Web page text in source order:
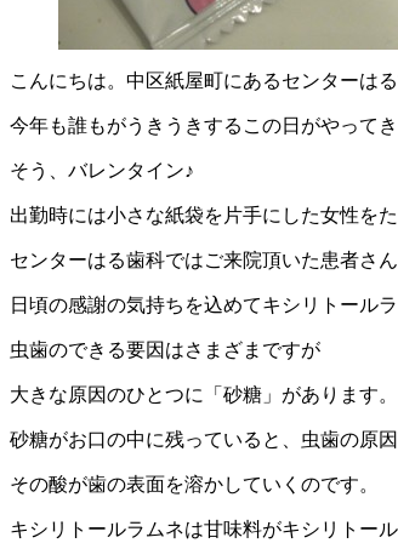
こんにちは。中区紙屋町にあるセンターは
今年も誰もがうきうきするこの日がやってき
そう、バレンタイン♪
出勤時には小さな紙袋を片手にした女性を
センターはる歯科ではご来院頂いた患者さ
日頃の感謝の気持ちを込めてキシリトール
虫歯のできる要因はさまざまですが
大きな原因のひとつに「砂糖」があります。
砂糖がお口の中に残っていると、虫歯の原
その酸が歯の表面を溶かしていくのです。
キシリトールラムネは甘味料がキシリトー